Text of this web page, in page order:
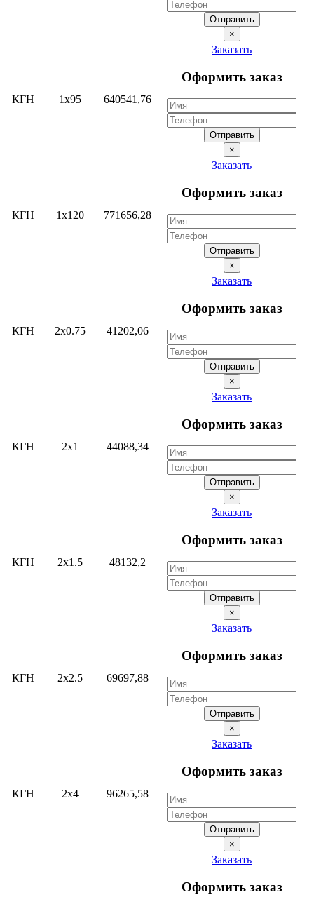
Отправить
×
КГН 1х95 640541,76
Заказать
Оформить заказ
Отправить
×
КГН 1х120 771656,28
Заказать
Оформить заказ
Отправить
×
КГН 2х0.75 41202,06
Заказать
Оформить заказ
Отправить
×
КГН 2х1 44088,34
Заказать
Оформить заказ
Отправить
×
КГН 2х1.5 48132,2
Заказать
Оформить заказ
Отправить
×
КГН 2х2.5 69697,88
Заказать
Оформить заказ
Отправить
×
КГН 2х4 96265,58
Заказать
Оформить заказ
Отправить
×
Заказать
Оформить заказ